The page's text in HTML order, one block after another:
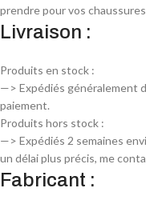
prendre pour vos
Livraison :
Produits en stock :
—> Expédiés généralement
paiement.
Produits hors stock :
—> Expédiés 2 semaines
un délai plus précis, me
Fabricant :